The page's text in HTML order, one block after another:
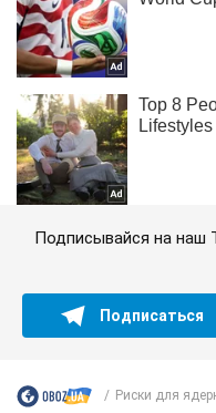
Подписывайся на наш
Подписаться
Риски для